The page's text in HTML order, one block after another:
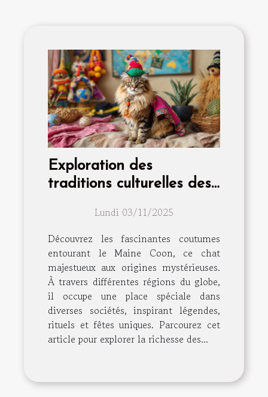
Exploration des
traditions culturelles des
Lundi 03/11/2025
Découvrez les fascinantes coutumes
entourant le Maine Coon, ce chat
majestueux aux origines mystérieuses.
À travers différentes régions du globe,
il occupe une place spéciale dans
diverses sociétés, inspirant légendes,
rituels et fêtes uniques. Parcourez cet
article pour explorer la richesse des...